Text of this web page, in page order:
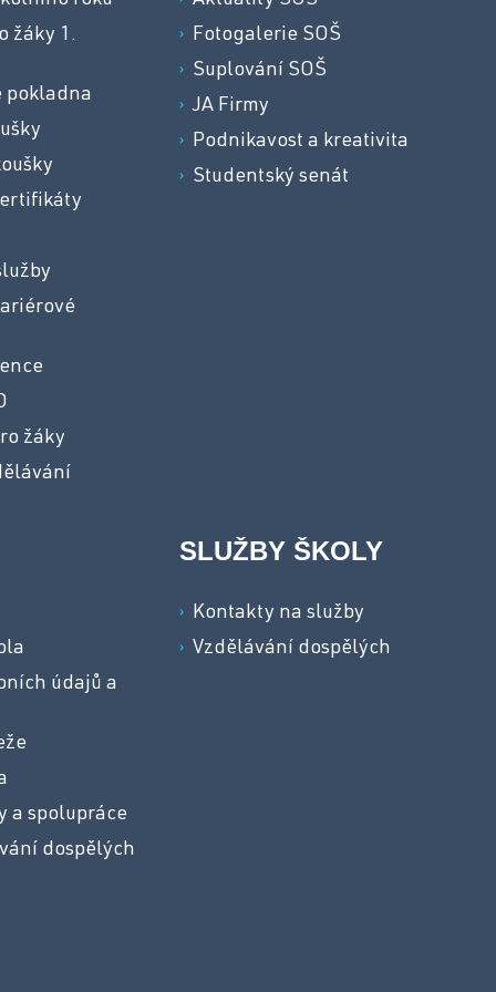
žáky 1.
pokladna
žáky
Fotogalerie SOŠ
Suplování SOŠ
JA Firmy
Podnikavost a kreativita
Studentský senát
údajů a
a spolupráce
dospělých
SLUŽBY ŠKOLY
Kontakty na služby
Vzdělávání dospělých